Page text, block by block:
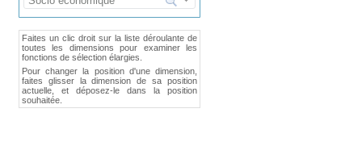
Faites un clic droit sur la liste déroulante de
toutes les dimensions pour examiner les
fonctions de sélection élargies.
Pour changer la position d'une dimension,
faites glisser la dimension de sa position
actuelle, et déposez-le dans la position
souhaitée.